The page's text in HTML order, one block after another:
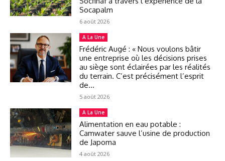
Socapalm
6 août 2026
A La Une
Frédéric Augé : « Nous voulons bâtir
une entreprise où les décisions prises
au siège sont éclairées par les réalités
du terrain. C’est précisément l’esprit
de...
5 août 2026
A La Une
Alimentation en eau potable :
Camwater sauve l’usine de production
de Japoma
4 août 2026